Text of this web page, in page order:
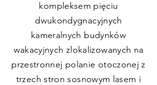
kompleksem pięciu
dwukondygnacyjnych
kameralnych budynków
wakacyjnych zlokalizowanych na
przestronnej polanie otoczonej z
trzech stron sosnowym lasem i